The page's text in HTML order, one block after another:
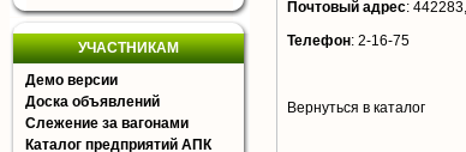
УЧАСТНИКАМ
Демо версии
Доска объявлений
Слежение за вагонами
Каталог предприятий АПК
Почтовый адрес:
Телефон: 2-16-75
Вернуться в каталог